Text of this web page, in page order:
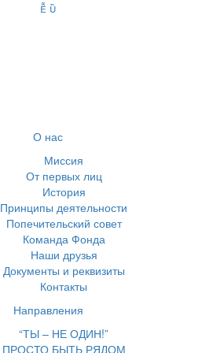
О нас
Миссия
От первых лиц
История
Принципы деятельности
Попечительский совет
Команда Фонда
Наши друзья
Документы и реквизиты
Контакты
Направления
“ТЫ – НЕ ОДИН!”
ПРОСТО БЫТЬ РЯДОМ